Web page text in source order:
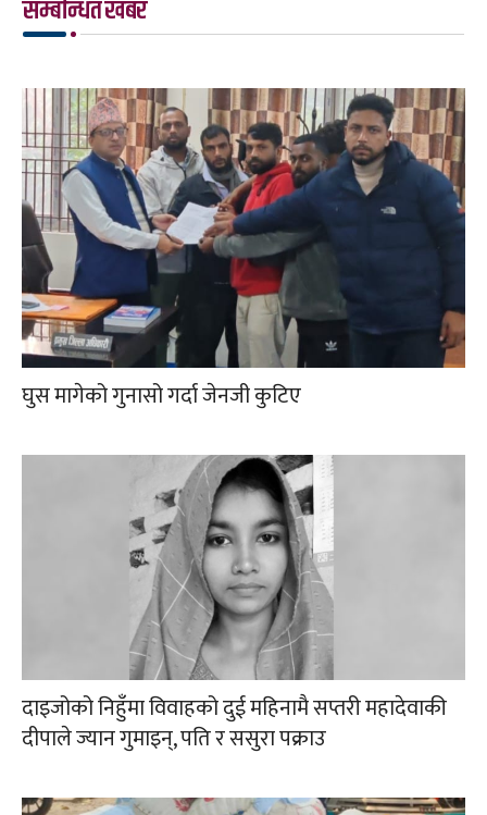
सम्बन्धित खबर
घुस मागेको गुनासो गर्दा जेनजी कुटिए
दाइजोको निहुँमा विवाहको दुई महिनामै सप्तरी महादेवाकी
दीपाले ज्यान गुमाइन्, पति र ससुरा पक्राउ